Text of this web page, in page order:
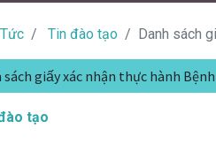
Tin đào tạo Danh sách
sách giấy xác nhận thực hành
tạo